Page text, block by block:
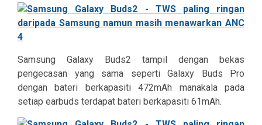
Samsung Galaxy Buds2 tampil dengan bekas
pengecasan yang sama seperti Galaxy Buds Pro
dengan bateri berkapasiti 472mAh manakala pada
setiap earbuds terdapat bateri berkapasiti 61mAh.